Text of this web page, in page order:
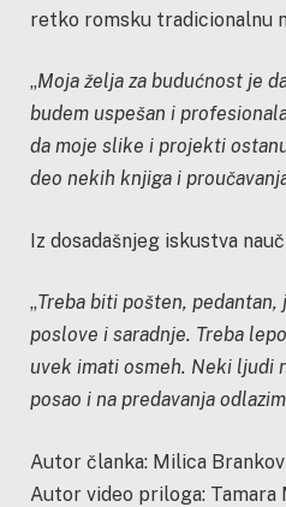
retko romsku tradicionalnu
„Moja želja za budućnost je
budem uspešan i
da moje slike i projekti
deo nekih knjiga i
Iz dosadašnjeg iskustva
„Treba biti pošten,
poslove i saradnje. Treba
uvek imati osmeh. Neki ljudi
posao i na predavanja
Autor članka: Milica
Autor video priloga: Tamara